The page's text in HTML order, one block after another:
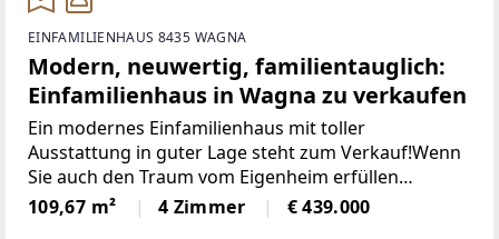
EINFAMILIENHAUS 8435 WAGNA
Modern, neuwertig, familientauglich:
Einfamilienhaus in Wagna zu verkaufen
Ein modernes Einfamilienhaus mit toller
Ausstattung in guter Lage steht zum Verkauf!Wenn
Sie auch den Traum vom Eigenheim erfüllen
möchten, dann ist dieses neuwertige Haus in
Wagna/Leibnitz bestimmt interessant für Sie. Das
109,67 m² 4 Zimmer € 439.000